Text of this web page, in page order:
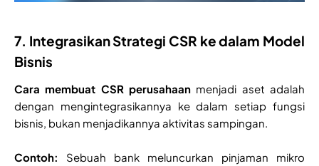
7. Integrasikan Strategi CSR ke dalam Model
Bisnis
Cara membuat CSR perusahaan menjadi aset adalah
dengan mengintegrasikannya ke dalam setiap fungsi
bisnis, bukan menjadikannya aktivitas sampingan.
Contoh:
Sebuah bank meluncurkan pinjaman mikro